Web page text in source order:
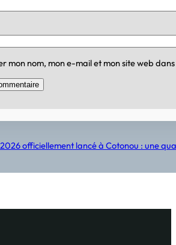
mon nom, mon e-mail et mon site web
officiellement lancé à Cotonou : une